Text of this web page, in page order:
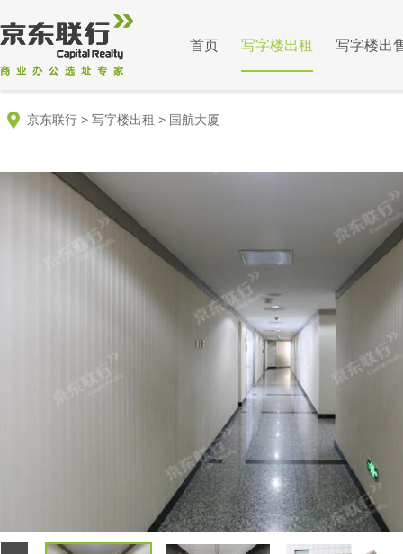
首页 写字楼出租 写字楼出
京东联行 > 写字楼出租 > 国航大厦